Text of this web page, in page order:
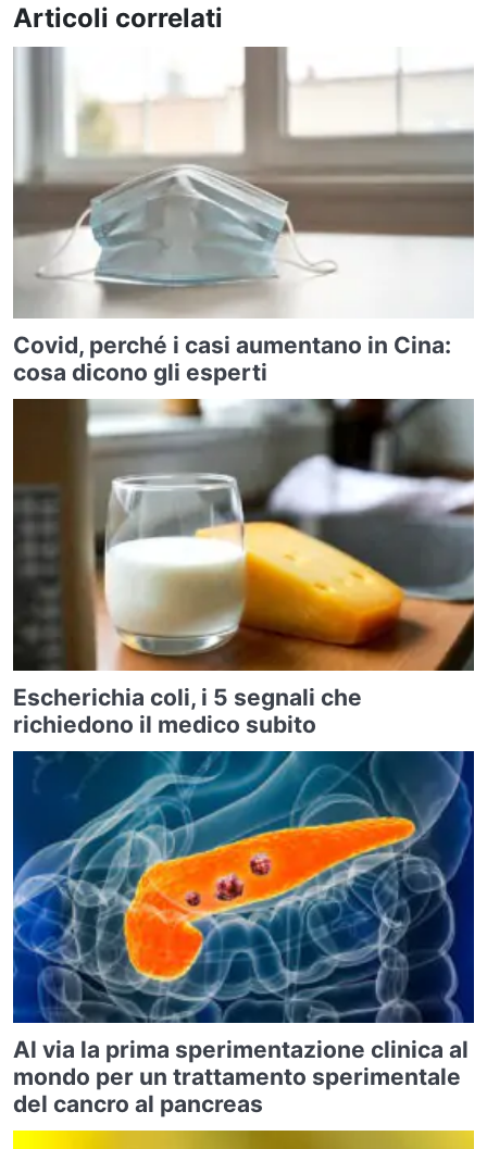
Articoli correlati
Covid, perché i casi aumentano in Cina:
cosa dicono gli esperti
Escherichia coli, i 5 segnali che
richiedono il medico subito
Al via la prima sperimentazione clinica al
mondo per un trattamento sperimentale
del cancro al pancreas